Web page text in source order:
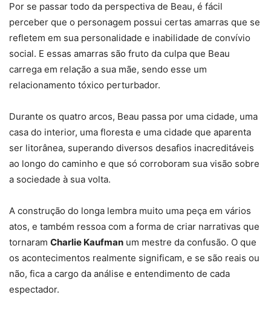
Por se passar todo da perspectiva de Beau, é fácil
perceber que o personagem possui certas amarras que se
refletem em sua personalidade e inabilidade de convívio
social. E essas amarras são fruto da culpa que Beau
carrega em relação a sua mãe, sendo esse um
relacionamento tóxico perturbador.
Durante os quatro arcos, Beau passa por uma cidade, uma
casa do interior, uma floresta e uma cidade que aparenta
ser litorânea, superando diversos desafios inacreditáveis
ao longo do caminho e que só corroboram sua visão sobre
a sociedade à sua volta.
A construção do longa lembra muito uma peça em vários
atos, e também ressoa com a forma de criar narrativas que
tornaram Charlie Kaufman um mestre da confusão. O que
os acontecimentos realmente significam, e se são reais ou
não, fica a cargo da análise e entendimento de cada
espectador.